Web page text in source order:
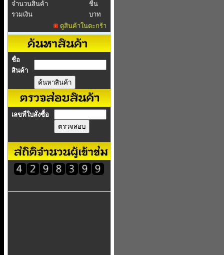
จำนวนสินค้า
ชิ้น
รวมเงิน
บาท
ดูสินค้าในตะกร้า
ชื่อ
สินค้า
เลขที่ใบสั่งซื้อ